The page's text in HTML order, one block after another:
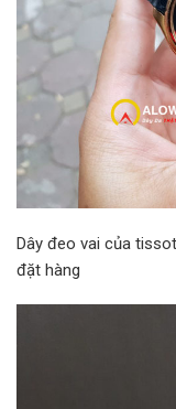
Dây đeo vai của
đặt hàng